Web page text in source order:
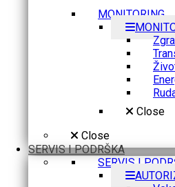
MONITORING
Close
Close
SERVIS I PODRŠKA
SERVIS I